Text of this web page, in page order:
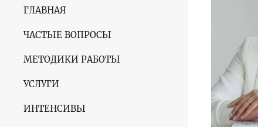
ГЛАВНАЯ
ЧАСТЫЕ ВОПРОСЫ
МЕТОДИКИ РАБОТЫ
УСЛУГИ
ИНТЕНСИВЫ